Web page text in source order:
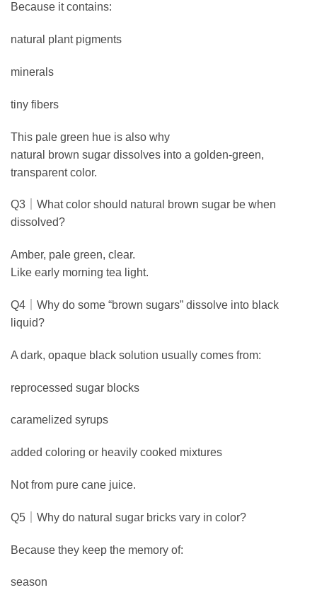
Because it contains:
natural plant pigments
minerals
tiny fibers
This pale green hue is also why
natural brown sugar dissolves into a golden-green,
transparent color.
Q3｜What color should natural brown sugar be when
dissolved?
Amber, pale green, clear.
Like early morning tea light.
Q4｜Why do some “brown sugars” dissolve into black
liquid?
A dark, opaque black solution usually comes from:
reprocessed sugar blocks
caramelized syrups
added coloring or heavily cooked mixtures
Not from pure cane juice.
Q5｜Why do natural sugar bricks vary in color?
Because they keep the memory of:
season